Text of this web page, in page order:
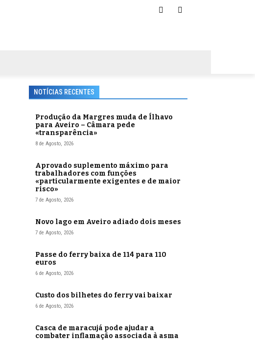
NOTÍCIAS RECENTES
Produção da Margres muda de Ílhavo
para Aveiro – Câmara pede
«transparência»
8 de Agosto, 2026
Aprovado suplemento máximo para
trabalhadores com funções
«particularmente exigentes e de maior
risco»
7 de Agosto, 2026
Novo lago em Aveiro adiado dois meses
7 de Agosto, 2026
Passe do ferry baixa de 114 para 110
euros
6 de Agosto, 2026
Custo dos bilhetes do ferry vai baixar
6 de Agosto, 2026
Casca de maracujá pode ajudar a
combater inflamação associada à asma